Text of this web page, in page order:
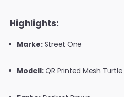
Highlights:
Marke: Street One
Modell: QR Printed Mesh